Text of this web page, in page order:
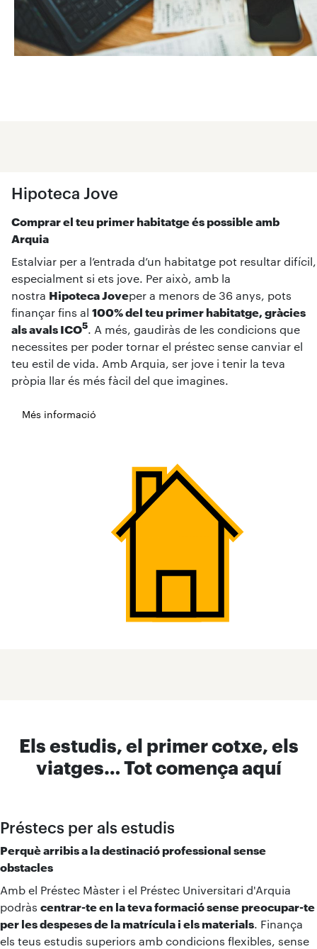
Hipoteca Jove
Comprar el teu primer habitatge és possible amb
Arquia
Estalviar per a l’entrada d’un habitatge pot resultar difícil,
especialment si ets jove. Per això, amb la
nostra Hipoteca Joveper a menors de 36 anys, pots
finançar fins al 100% del teu primer habitatge, gràcies
als avals ICO5. A més, gaudiràs de les condicions que
necessites per poder tornar el préstec sense canviar el
teu estil de vida. Amb Arquia, ser jove i tenir la teva
pròpia llar és més fàcil del que imagines.
Més informació
Els estudis, el primer cotxe, els
viatges… Tot comença aquí
Préstecs per als estudis
Perquè arribis a la destinació professional sense
obstacles
Amb el Préstec Màster i el Préstec Universitari d'Arquia
podràs centrar-te en la teva formació sense preocupar-te
per les despeses de la matrícula i els materials. Finança
els teus estudis superiors amb condicions flexibles, sense